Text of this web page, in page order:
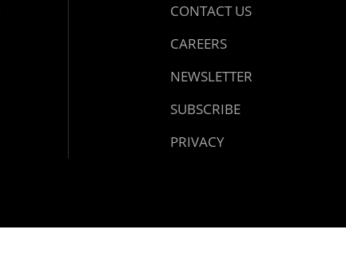
CONTACT US
CAREERS
NEWSLETTER
SUBSCRIBE
PRIVACY